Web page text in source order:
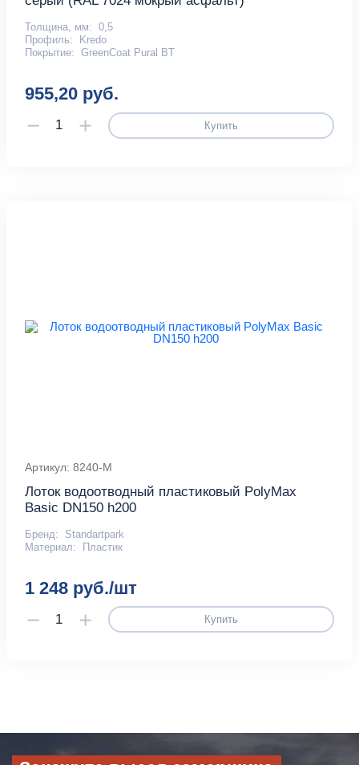
Толщина, мм: 0,5
Профиль:
Kredo
Покрытие: GreenCoat Pural BT
955,20 руб.
Купить
Артикул: 8240-М
Лоток водоотводный пластиковый PolyMax
Basic DN150 h200
Бренд:
Standartpark
Материал:
Пластик
1 248 руб./шт
Купить